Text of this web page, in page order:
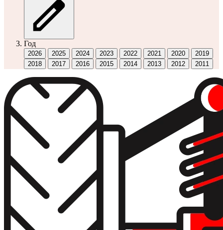
Год
2026 2025 2024 2023 2022 2021 2020
2019
2018
2017 2016 2015 2014 2013 2012 2011